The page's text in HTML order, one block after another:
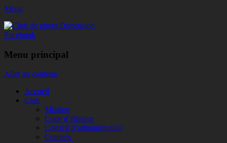
Menu
Club de photo Dimension
Facebook
Menu principal
Aller au contenu
Accueil
Club
Mission
Code d’éthique
Conseil d’administration
Comités